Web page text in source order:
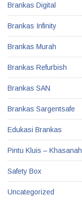
Brankas Digital
Brankas Infinity
Brankas Murah
Brankas Refurbish
Brankas SAN
Brankas Sargentsafe
Edukasi Brankas
Pintu Kluis – Khasanah
Safety Box
Uncategorized